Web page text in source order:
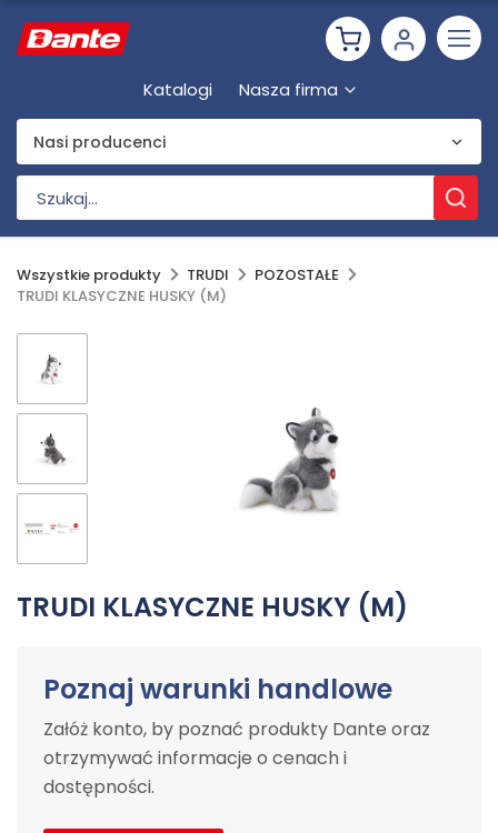
Katalogi Nasza firma
Nasi producenci
Wszystkie produkty TRUDI
POZOSTAŁE
TRUDI KLASYCZNE HUSKY (M)
TRUDI KLASYCZNE HUSKY (M)
Poznaj warunki handlowe
Załóż konto, by poznać produkty Dante oraz
otrzymywać informacje o cenach i
dostępności.